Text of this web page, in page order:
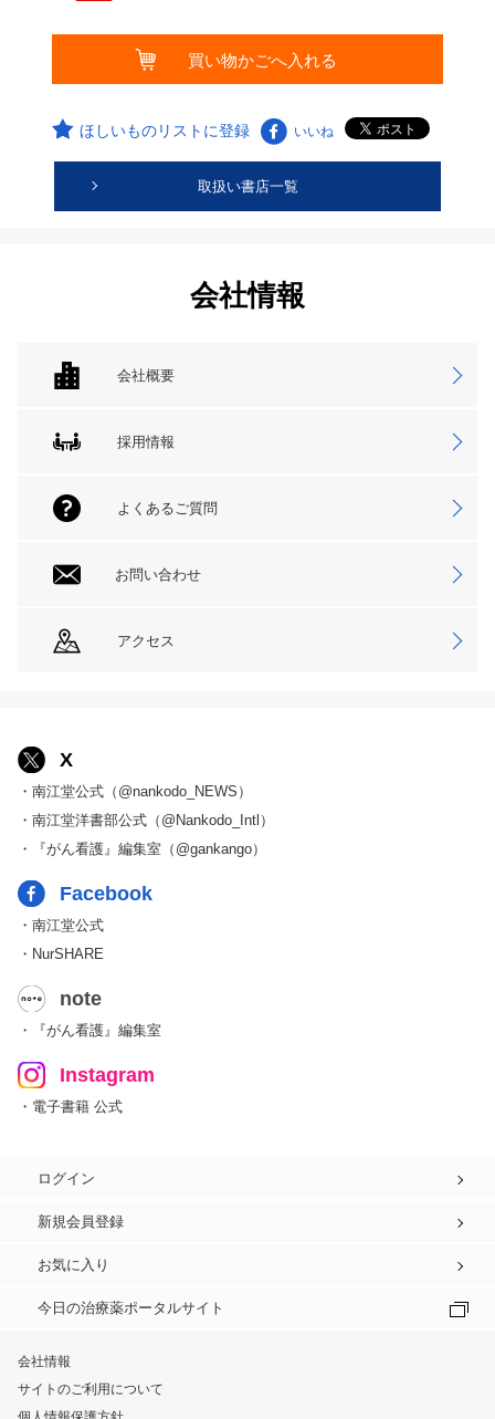
ほしいものリストに登録 いいね
取扱い書店一覧
会社情報
会社概要
採用情報
よくあるご質問
お問い合わせ
アクセス
X
・南江堂公式（@nankodo_NEWS）
・南江堂洋書部公式（@Nankodo_Intl）
・『がん看護』編集室（@gankango）
Facebook
・南江堂公式
・NurSHARE
note
・『がん看護』編集室
Instagram
・電子書籍 公式
ログイン
新規会員登録
お気に入り
今日の治療薬ポータルサイト
会社情報
サイトのご利用について